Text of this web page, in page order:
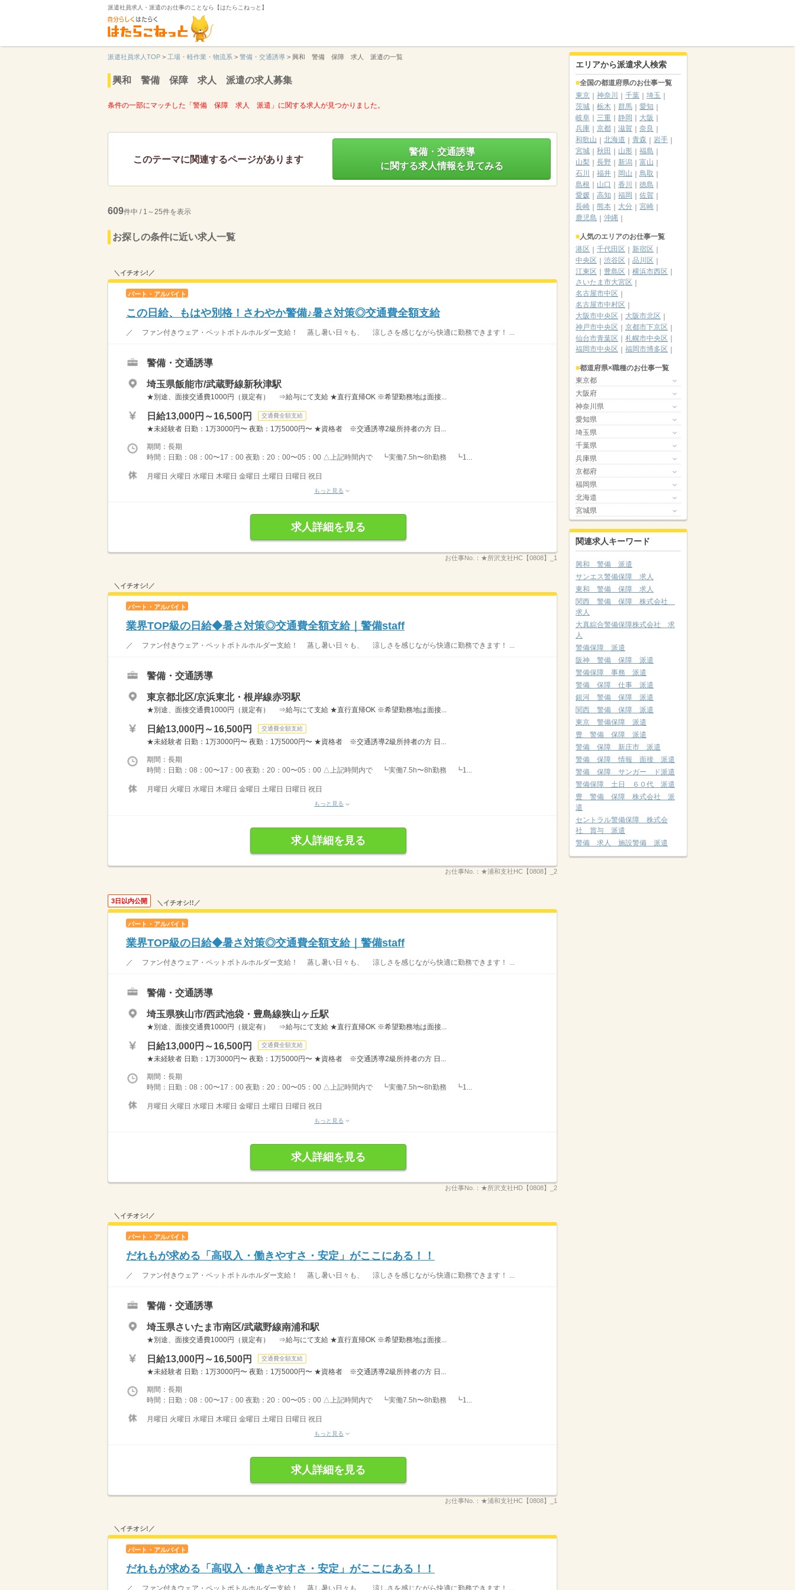
派遣社員求人・派遣のお仕事のことなら【はたらこねっと】
派遣社員求人TOP > 工場・軽作業・物流系 > 警備・交通誘導 > 興和 警備 保障 求人 派遣の一覧
興和 警備 保障 求人 派遣の求人募集
条件の一部にマッチした「警備 保障 求人 派遣」に関する求人が見つかりました。
このテーマに関連するページがあります
警備・交通誘導
に関する求人情報を見てみる
609件中 / 1～25件を表示
お探しの条件に近い求人一覧
＼イチオシ!／
パート・アルバイト
この日給、もはや別格！さわやか警備♪暑さ対策◎交通費全額支給
／ ファン付きウェア・ペットボトルホルダー支給！ 蒸し暑い日々も、 涼しさを感じながら快適に勤務できます！ ...
警備・交通誘導
埼玉県飯能市/武蔵野線新秋津駅
★別途、面接交通費1000円（規定有） ⇒給与にて支給 ★直行直帰OK ※希望勤務地は面接...
日給13,000円～16,500円 交通費全額支給
★未経験者 日勤：1万3000円〜 夜勤：1万5000円〜 ★資格者 ※交通誘導2級所持者の方 日...
期間：長期
時間：日勤：08：00〜17：00 夜勤：20：00〜05：00 △上記時間内で ┗実働7.5h〜8h勤務 ┗1...
月曜日 火曜日 水曜日 木曜日 金曜日 土曜日 日曜日 祝日
もっと見る
求人詳細を見る
お仕事No.： ★所沢支社HC【0808】_1
＼イチオシ!／
パート・アルバイト
業界TOP級の日給◆暑さ対策◎交通費全額支給｜警備staff
／ ファン付きウェア・ペットボトルホルダー支給！ 蒸し暑い日々も、 涼しさを感じながら快適に勤務できます！ ...
警備・交通誘導
東京都北区/京浜東北・根岸線赤羽駅
★別途、面接交通費1000円（規定有） ⇒給与にて支給 ★直行直帰OK ※希望勤務地は面接...
日給13,000円～16,500円 交通費全額支給
★未経験者 日勤：1万3000円〜 夜勤：1万5000円〜 ★資格者 ※交通誘導2級所持者の方 日...
期間：長期
時間：日勤：08：00〜17：00 夜勤：20：00〜05：00 △上記時間内で ┗実働7.5h〜8h勤務 ┗1...
月曜日 火曜日 水曜日 木曜日 金曜日 土曜日 日曜日 祝日
もっと見る
求人詳細を見る
お仕事No.： ★浦和支社HC【0808】_2
3日以内公開 ＼イチオシ!!／
パート・アルバイト
業界TOP級の日給◆暑さ対策◎交通費全額支給｜警備staff
／ ファン付きウェア・ペットボトルホルダー支給！ 蒸し暑い日々も、 涼しさを感じながら快適に勤務できます！ ...
警備・交通誘導
埼玉県狭山市/西武池袋・豊島線狭山ヶ丘駅
★別途、面接交通費1000円（規定有） ⇒給与にて支給 ★直行直帰OK ※希望勤務地は面接...
日給13,000円～16,500円 交通費全額支給
★未経験者 日勤：1万3000円〜 夜勤：1万5000円〜 ★資格者 ※交通誘導2級所持者の方 日...
期間：長期
時間：日勤：08：00〜17：00 夜勤：20：00〜05：00 △上記時間内で ┗実働7.5h〜8h勤務 ┗1...
月曜日 火曜日 水曜日 木曜日 金曜日 土曜日 日曜日 祝日
もっと見る
求人詳細を見る
お仕事No.： ★所沢支社HD【0808】_2
＼イチオシ!／
パート・アルバイト
だれもが求める「高収入・働きやすさ・安定」がここにある！！
／ ファン付きウェア・ペットボトルホルダー支給！ 蒸し暑い日々も、 涼しさを感じながら快適に勤務できます！ ...
警備・交通誘導
埼玉県さいたま市南区/武蔵野線南浦和駅
★別途、面接交通費1000円（規定有） ⇒給与にて支給 ★直行直帰OK ※希望勤務地は面接...
日給13,000円～16,500円 交通費全額支給
★未経験者 日勤：1万3000円〜 夜勤：1万5000円〜 ★資格者 ※交通誘導2級所持者の方 日...
期間：長期
時間：日勤：08：00〜17：00 夜勤：20：00〜05：00 △上記時間内で ┗実働7.5h〜8h勤務 ┗1...
月曜日 火曜日 水曜日 木曜日 金曜日 土曜日 日曜日 祝日
もっと見る
求人詳細を見る
お仕事No.： ★浦和支社HC【0808】_1
＼イチオシ!／
パート・アルバイト
だれもが求める「高収入・働きやすさ・安定」がここにある！！
エリアから派遣求人検索
全国の都道府県のお仕事一覧
東京
神奈川 千葉
埼玉
茨城
栃木 群馬
愛知
岐阜
三重 静岡
大阪
兵庫
京都 滋賀
奈良
和歌山
北海道 青森
岩手
宮城
秋田 山形
福島
山梨
長野 新潟
富山
石川
福井 岡山
鳥取
島根
山口 香川
徳島
愛媛
高知 福岡
佐賀
長崎
熊本 大分
宮崎
鹿児島
沖縄
人気のエリアのお仕事一覧
港区
千代田区
新宿区
中央区
渋谷区
品川区
江東区
豊島区
横浜市西区
さいたま市大宮区
名古屋市中区
名古屋市中村区
大阪市中央区
大阪市北区
神戸市中央区
京都市下京区
仙台市青葉区
札幌市中央区
福岡市中央区
福岡市博多区
都道府県×職種のお仕事一覧
東京都
大阪府
神奈川県
愛知県
埼玉県
千葉県
兵庫県
京都府
福岡県
北海道
宮城県
関連求人キーワード
興和 警備 派遣
サンエス警備保障 求人
東和 警備 保障 求人
関西 警備 保障 株式会社
求人
大真綜合警備保障株式会社 求
人
警備保障 派遣
阪神 警備 保障 派遣
警備保障 事務 派遣
警備 保障 仕事 派遣
銀河 警備 保障 派遣
関西 警備 保障 派遣
東京 警備保障 派遣
豊 警備 保障 派遣
警備 保障 新庄市 派遣
警備 保障 情報 面接 派遣
警備 保障 サンガー ド派遣
警備保障 土日 ６０代 派遣
豊 警備 保障 株式会社 派
遣
セントラル警備保障 株式会
社 賞与 派遣
警備 求人 施設警備 派遣